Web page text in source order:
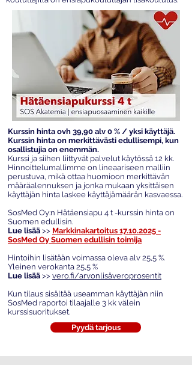
Kurssin hinta ovh 39,90 alv 0 % / yksi käyttäjä.
Kurssin hinta on merkittävästi edullisempi, kun
osallistujia on enemmän.
Kurssi ja siihen liittyvät palvelut käytössä 12 kk.
Hinnoittelumallimme on lineaariseen malliin
perustuva, mikä ottaa huomioon merkittävän
määräalennuksen ja jonka mukaan yksittäisen
käyttäjän hinta laskee käyttäjämäärän kasvaessa.
SosMed Oy:n Hätäensiapu 4 t -kurssin hinta on
Suomen edullisin.
Lue lisää >> Markkinakartoitus 17.10.2025 -
SosMed Oy Suomen edullisin toimija
Hintoihin lisätään voimassa oleva alv 25,5 %.
Yleinen verokanta 25,5 %
Lue lisää >> vero.fi/arvonlisäveroprosentit
Kun tilaus sisältää useamman käyttäjän niin
SosMed raportoi tilaajalle 3 kk välein
kurssisuoritukset.
Pyydä tarjous